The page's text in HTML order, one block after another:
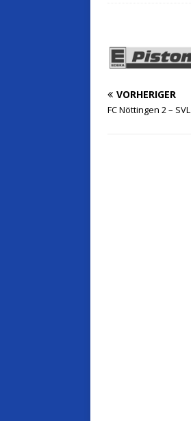
VORHERIGER
FC Nöttingen 2 – SVL